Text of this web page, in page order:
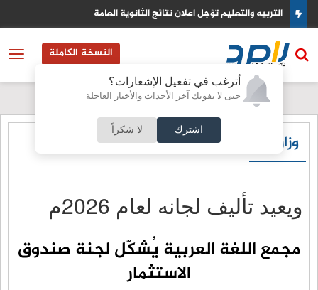
أترغب في تفعيل الإشعارات؟
حتى لا تفوتك آخر الأحداث والأخبار العاجلة
اشترك لا شكراً
تؤجل اعلان نتائج الثانوية العامة
النسخة الكاملة
وزارات و هيئات
ويعيد تأليف لجانه لعام 2026م
مجمع اللغة العربية يُشكّل لجنة صندوق
الاستثمار